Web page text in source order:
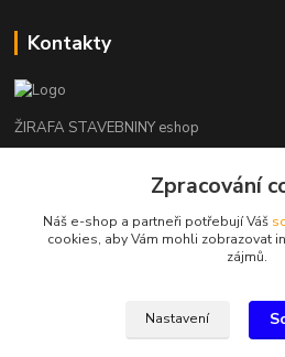
Kontakty
ŽIRAFA STAVEBNINY eshop
+420 312 685 342
kladno@zirafa-stavebniny.cz
Zpracování
Náš e-shop a partneři potřebují Váš
cookies, aby Vám mohli zobrazovat
zájmů.
Nastavení